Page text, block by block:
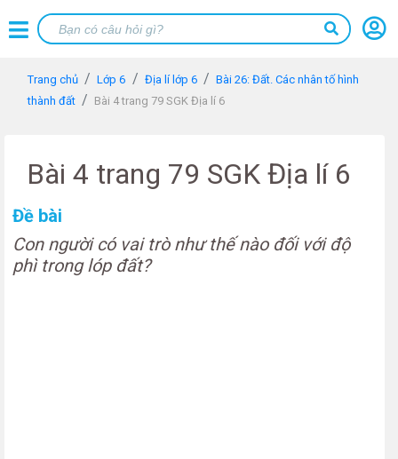
Trang chủ Lớp 6 Địa lí lớp 6
Bài 26: Đất. Các nhân tố hình
thành đất
Bài 4 trang 79 SGK Địa lí 6
Bài 4 trang 79 SGK Địa lí 6
Đề bài
Con người có vai trò như thế nào đối với độ
phì trong lóp đất?